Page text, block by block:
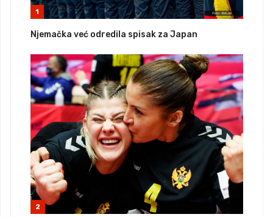
1
Njemačka već odredila spisak za Japan
2